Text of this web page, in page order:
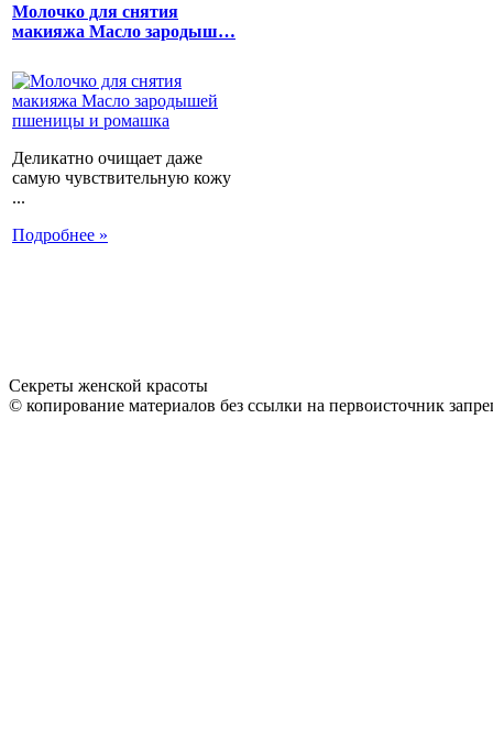
Молочко для снятия
макияжа Масло зародыш…
Деликатно очищает даже
самую чувствительную кожу
...
Подробнее »
Секреты женской красоты
© копирование материалов без ссылки на первоисточник